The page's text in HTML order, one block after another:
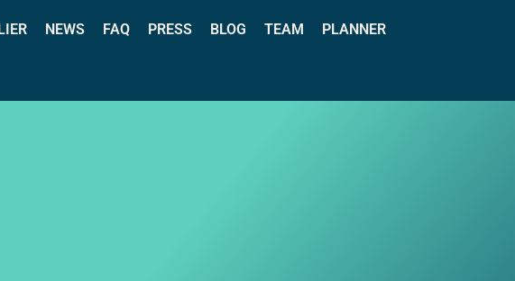
NEWS FAQ PRESS BLOG TEAM PLANNER